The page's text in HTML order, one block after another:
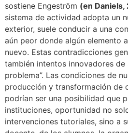
sostiene Engeström (en Daniels,
sistema de actividad adopta un
exterior, suele conducir a una
aún peor donde algún elemento
nuevo. Estas contradicciones
también intentos innovadores de
problema”. Las condiciones de
producción y transformación de
podrían ser una posibilidad que
instituciones, oportunidad no
intervenciones tutoriales, sino a